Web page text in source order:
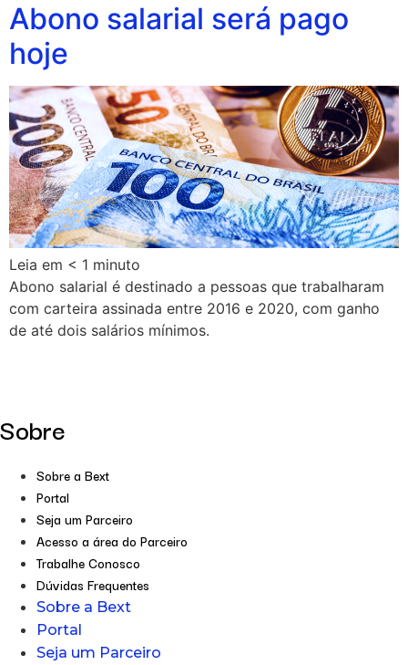
Abono salarial será pago
hoje
Leia em < 1 minuto
Abono salarial é destinado a pessoas que trabalharam
com carteira assinada entre 2016 e 2020, com ganho
de até dois salários mínimos.
Sobre
Sobre a Bext
Portal
Seja um Parceiro
Acesso a área do Parceiro
Trabalhe Conosco
Dúvidas Frequentes
Sobre a Bext
Portal
Seja um Parceiro